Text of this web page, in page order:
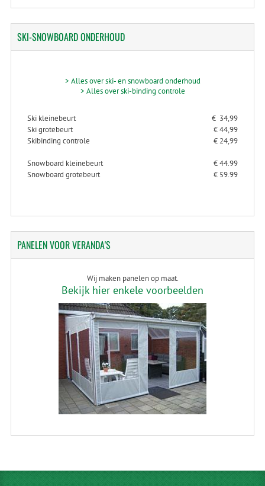
SKI-SNOWBOARDONDERHOUD
> Alles over ski- en snowboard onderhoud
> Alles over ski-binding controle
Ski kleinebeurt
€ 34,99
Ski grotebeurt
€ 44,99
Skibinding controle
€ 24,99
Snowboard kleinebeurt
€ 44.99
Snowboard grotebeurt
€ 59.99
PANELENVOOR VERANDA'S
Wij maken panelen op maat.
Bekijk hier enkele voorbeelden